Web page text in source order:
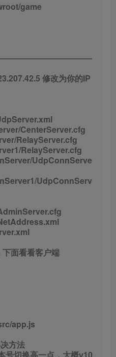
game
修改为你的IP
CenterServer.cfg
RelayServer.cfg
RelayServer.cfg
UdpConnServe
UdpConnServ
面看看客户端
app.js
方法